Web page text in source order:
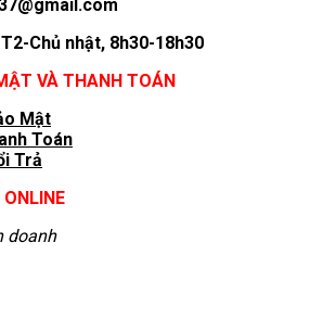
Chủ nhật, 8h30-18h30
VÀ THANH TOÁN
Mật
Toán
Trả
doanh